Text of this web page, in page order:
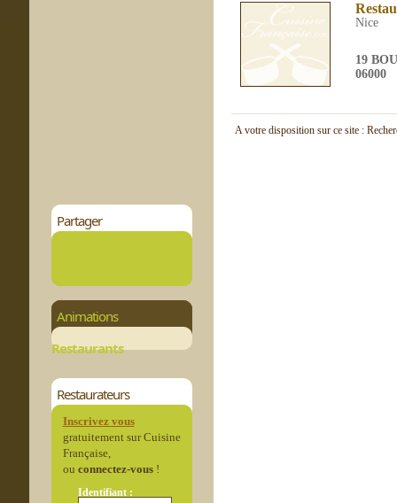
Partager
Animations
Restaurants
Restaurateurs
Inscrivez vous
gratuitement sur Cuisine
Française,
ou connectez-vous!
Identifiant :
Nice
19
06000
A votre disposition sur ce site :